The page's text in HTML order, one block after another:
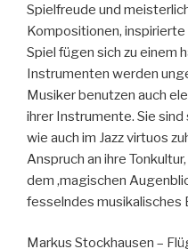
Spielfreude und
Kompositionen,
Spiel fügen sich zu einem
Instrumenten werden
Musiker benutzen auch
ihrer Instrumente. Sie
wie auch im Jazz virtuos
Anspruch an ihre
dem ‚magischen
fesselndes musikalisches
Markus Stockhausen –